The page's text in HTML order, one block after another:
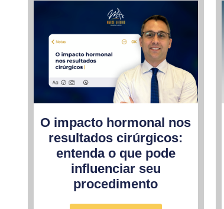
O impacto hormonal nos
resultados cirúrgicos:
entenda o que pode
influenciar seu
procedimento